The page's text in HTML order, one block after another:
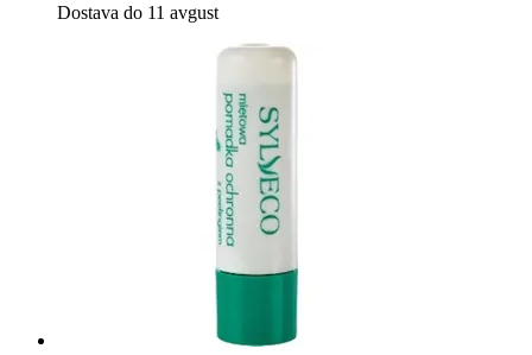
Dostava do 11 avgust